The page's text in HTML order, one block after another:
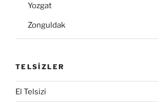
Yozgat
Zonguldak
TELSİZLER
El Telsizi